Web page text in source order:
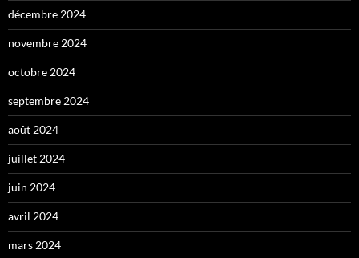
décembre 2024
novembre 2024
octobre 2024
septembre 2024
août 2024
juillet 2024
juin 2024
avril 2024
mars 2024